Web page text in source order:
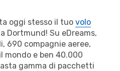
oggi stesso il tuo volo
Dortmund! Su eDreams,
690 compagnie aeree,
mondo e ben 40.000
gamma di pacchetti